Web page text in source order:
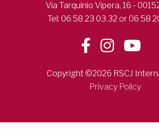
Via Tarquinio Vipera, 16 -
Tel: 06 58 23 03 32 or 06 58
Copyright ©2026 RSCJ
Privacy Policy